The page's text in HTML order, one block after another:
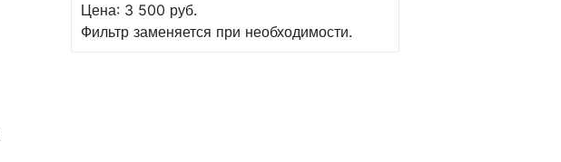
Цена: 3 500 руб.
Фильтр заменяется при необходимости.